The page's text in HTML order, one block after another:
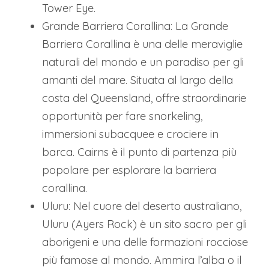
Tower Eye.
Grande Barriera Corallina: La Grande
Barriera Corallina è una delle meraviglie
naturali del mondo e un paradiso per gli
amanti del mare. Situata al largo della
costa del Queensland, offre straordinarie
opportunità per fare snorkeling,
immersioni subacquee e crociere in
barca. Cairns è il punto di partenza più
popolare per esplorare la barriera
corallina.
Uluru: Nel cuore del deserto australiano,
Uluru (Ayers Rock) è un sito sacro per gli
aborigeni e una delle formazioni rocciose
più famose al mondo. Ammira l’alba o il